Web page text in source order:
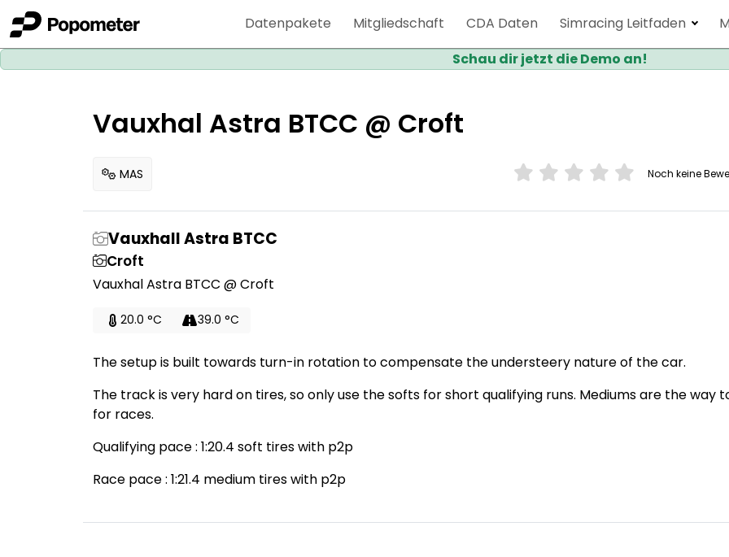
Datenpakete Mitgliedschaft CDA Daten Simracing Leitfaden
Schau dir jetzt die Demo an!
Vauxhal Astra BTCC @ Croft
MAS Noch keine
Vauxhall Astra BTCC
Croft
Vauxhal Astra BTCC @ Croft
20.0 °C 39.0 °C
The setup is built towards turn-in rotation to compensate the understeery nature of the car.
The track is very hard on tires, so only use the softs for short qualifying runs. Mediums are the way
for races.
Qualifying pace : 1:20.4 soft tires with p2p
Race pace : 1:21.4 medium tires with p2p